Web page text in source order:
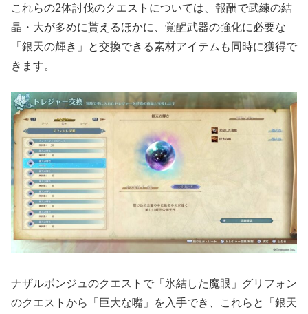
これらの2体討伐のクエストについては、報酬で武練の結
晶・大が多めに貰えるほかに、覚醒武器の強化に必要な
「銀天の輝き」と交換できる素材アイテムも同時に獲得で
きます。
ナザルボンジュのクエストで「氷結した魔眼」グリフォン
のクエストから「巨大な嘴」を入手でき、これらと「銀天